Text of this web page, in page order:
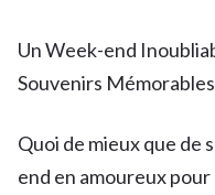
Un Week-end
Souvenirs Mémorables
Quoi de mieux que de
end en amoureux